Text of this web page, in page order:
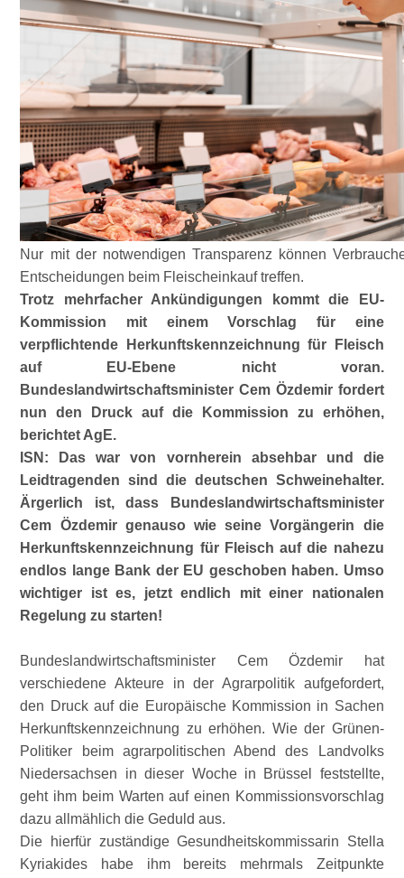
Nur mit der notwendigen Transparenz können
Entscheidungen beim Fleischeinkauf treffen.
Trotz mehrfacher Ankündigungen kommt die EU-
Kommission mit einem Vorschlag für eine
verpflichtende Herkunftskennzeichnung für Fleisch
auf EU-Ebene nicht voran.
Bundeslandwirtschaftsminister Cem Özdemir fordert
nun den Druck auf die Kommission zu erhöhen,
berichtet AgE.
ISN: Das war von vornherein absehbar und die
Leidtragenden sind die deutschen Schweinehalter.
Ärgerlich ist, dass Bundeslandwirtschaftsminister
Cem Özdemir genauso wie seine Vorgängerin die
Herkunftskennzeichnung für Fleisch auf die nahezu
endlos lange Bank der EU geschoben haben. Umso
wichtiger ist es, jetzt endlich mit einer nationalen
Regelung zu starten!
Bundeslandwirtschaftsminister Cem Özdemir hat
verschiedene Akteure in der Agrarpolitik aufgefordert,
den Druck auf die Europäische Kommission in Sachen
Herkunftskennzeichnung zu erhöhen. Wie der Grünen-
Politiker beim agrarpolitischen Abend des Landvolks
Niedersachsen in dieser Woche in Brüssel feststellte,
geht ihm beim Warten auf einen Kommissionsvorschlag
dazu allmählich die Geduld aus.
Die hierfür zuständige Gesundheitskommissarin Stella
Kyriakides habe ihm bereits mehrmals Zeitpunkte